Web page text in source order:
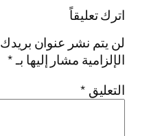
اترك تعليقاً
لن يتم نشر عنوان بريدك
الإلزامية مشار إليها بـ*
التعليق *